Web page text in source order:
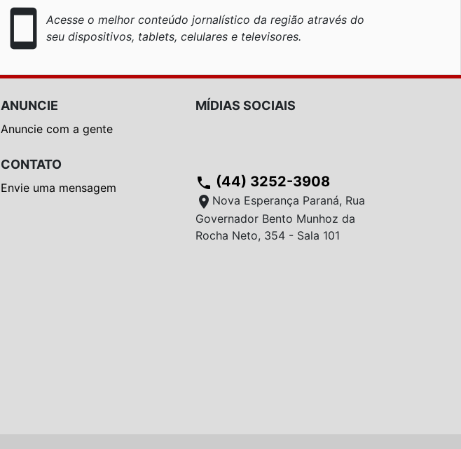
smartphone
Acesse o melhor conteúdo jornalístico da região através do
seu dispositivos, tablets, celulares e televisores.
ANUNCIE
Anuncie com a gente
CONTATO
Envie uma mensagem
MÍDIAS SOCIAIS
phone (44) 3252-3908
location_on Nova Esperança Paraná, Rua
Governador Bento Munhoz da
Rocha Neto, 354 - Sala 101